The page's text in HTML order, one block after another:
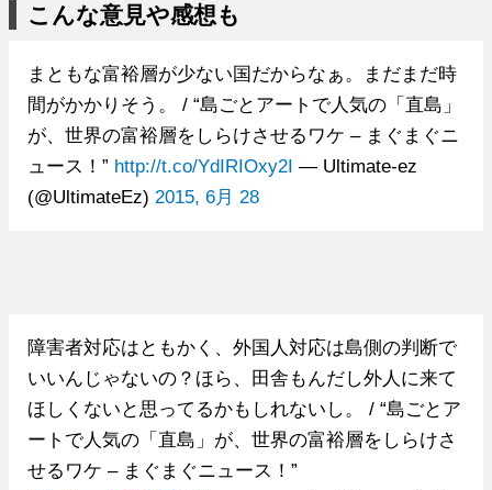
こんな意見や感想も
まともな富裕層が少ない国だからなぁ。まだまだ時
間がかかりそう。 / “島ごとアートで人気の「直島」
が、世界の富裕層をしらけさせるワケ – まぐまぐニ
ュース！” http://t.co/YdIRIOxy2I — Ultimate-ez
(@UltimateEz) 2015, 6月 28
障害者対応はともかく、外国人対応は島側の判断で
いいんじゃないの？ほら、田舎もんだし外人に来て
ほしくないと思ってるかもしれないし。 / “島ごとア
ートで人気の「直島」が、世界の富裕層をしらけさ
せるワケ – まぐまぐニュース！”